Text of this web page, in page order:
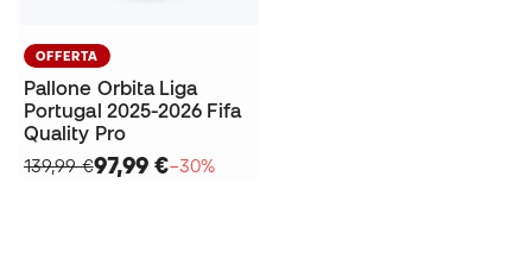
OFFERTA
Pallone Orbita Liga
Portugal 2025-2026 Fifa
Quality Pro
139,99 €97,99 €−30%